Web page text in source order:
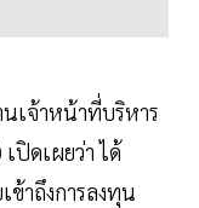
เจ้าหน้าที่บริหาร
ปิดเผยว่า ได้
ข้าถึงการลงทุน